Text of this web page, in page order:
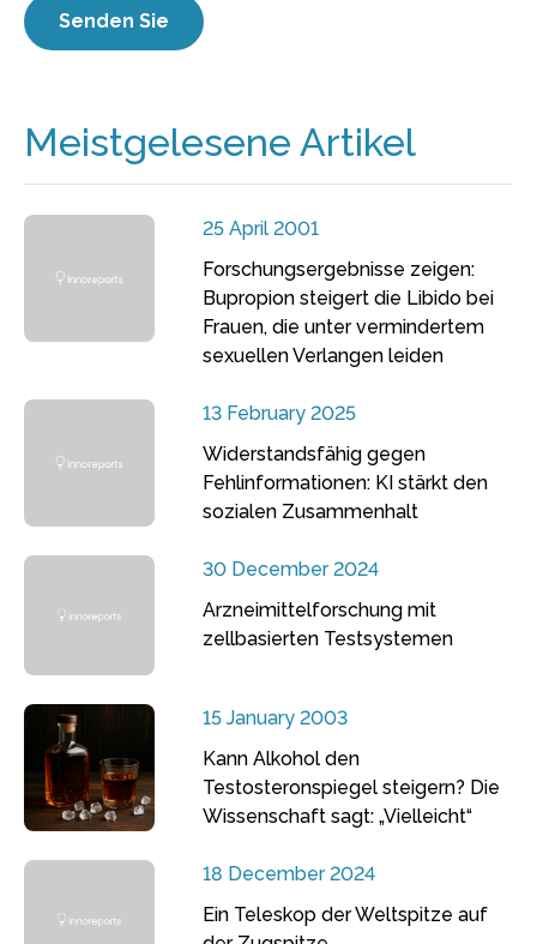
Meistgelesene Artikel
25 April 2001
Forschungsergebnisse zeigen:
Bupropion steigert die Libido bei
Frauen, die unter vermindertem
sexuellen Verlangen leiden
13 February 2025
Widerstandsfähig gegen
Fehlinformationen: KI stärkt den
sozialen Zusammenhalt
30 December 2024
Arzneimittelforschung mit
zellbasierten Testsystemen
15 January 2003
Kann Alkohol den
Testosteronspiegel steigern? Die
Wissenschaft sagt: „Vielleicht“
18 December 2024
Ein Teleskop der Weltspitze auf